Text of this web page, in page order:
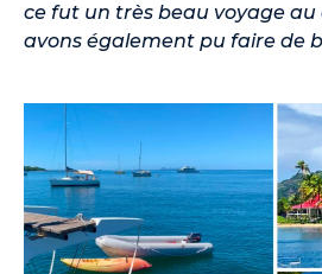
ce fut un très beau voyage
avons également pu faire de